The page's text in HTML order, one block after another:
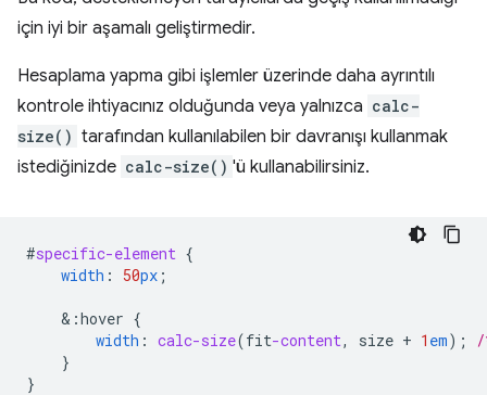
için iyi bir aşamalı geliştirmedir.
Hesaplama yapma gibi işlemler üzerinde daha ayrıntılı
kontrole ihtiyacınız olduğunda veya yalnızca calc-
size() tarafından kullanılabilen bir davranışı kullanmak
istediğinizde calc-size() 'ü kullanabilirsiniz.
#specific-element {
width : 50px ;
& :hover {
width : calc-size(fit-content, size + 1 em);
}
}